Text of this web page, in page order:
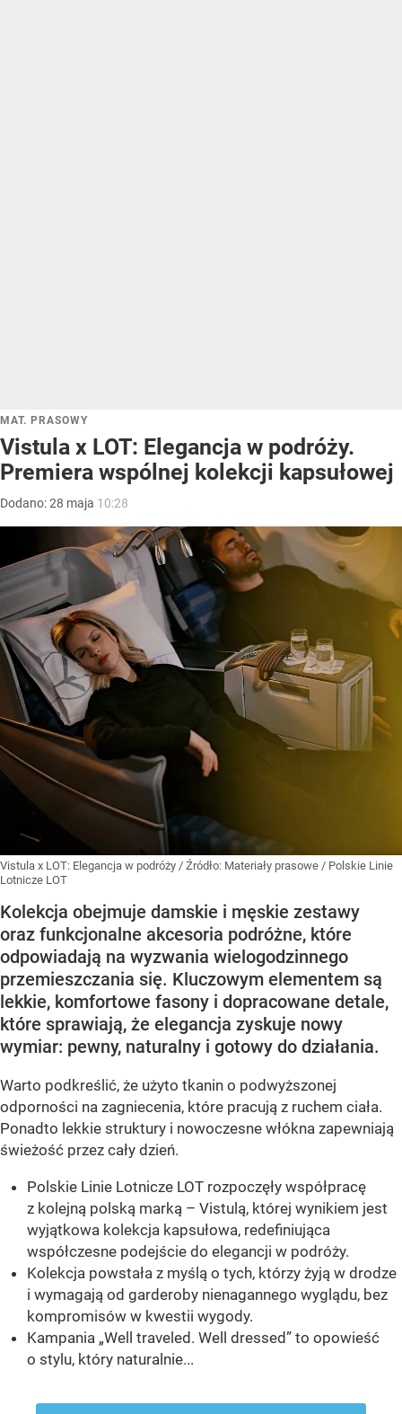
MAT. PRASOWY
Vistula x LOT: Elegancja w podróży.
Premiera wspólnej kolekcji kapsułowej
Dodano:28 maja 10:28
Vistula x LOT: Elegancja w podróży / Źródło: Materiały prasowe / Polskie Linie
Lotnicze LOT
Kolekcja obejmuje damskie i męskie zestawy
oraz funkcjonalne akcesoria podróżne, które
odpowiadają na wyzwania wielogodzinnego
przemieszczania się. Kluczowym elementem są
lekkie, komfortowe fasony i dopracowane detale,
które sprawiają, że elegancja zyskuje nowy
wymiar: pewny, naturalny i gotowy do działania.
Warto podkreślić, że użyto tkanin o podwyższonej
odporności na zagniecenia, które pracują z ruchem ciała.
Ponadto lekkie struktury i nowoczesne włókna zapewniają
świeżość przez cały dzień.
Polskie Linie Lotnicze LOT rozpoczęły współpracę
z kolejną polską marką – Vistulą, której wynikiem jest
wyjątkowa kolekcja kapsułowa, redefiniująca
współczesne podejście do elegancji w podróży.
Kolekcja powstała z myślą o tych, którzy żyją w drodze
i wymagają od garderoby nienagannego wyglądu, bez
kompromisów w kwestii wygody.
Kampania „Well traveled. Well dressed” to opowieść
o stylu, który naturalnie...